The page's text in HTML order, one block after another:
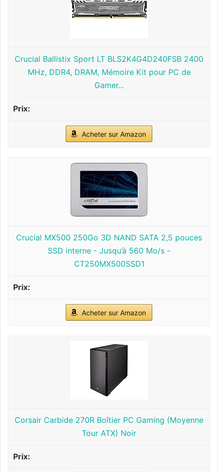
Crucial Ballistix Sport LT BLS2K4G4D240FSB 2400
MHz, DDR4, DRAM, Mémoire Kit pour PC de
Gamer...
Acheter sur Amazon
Crucial MX500 250Go 3D NAND SATA 2,5 pouces
SSD interne - Jusqu’à 560 Mo/s -
CT250MX500SSD1
Acheter sur Amazon
Corsair Carbide 270R Boîtier PC Gaming (Moyenne
Tour ATX) Noir